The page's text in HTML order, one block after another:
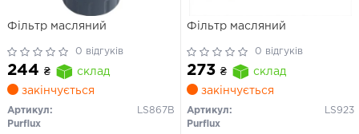
Фільтр масляний
0 відгуків
244 ₴
склад
закінчується
Артикул:
LS867B
Purflux
Фільтр масляний
0 відгуків
273 ₴
склад
закінчується
Артикул:
LS923
Purflux